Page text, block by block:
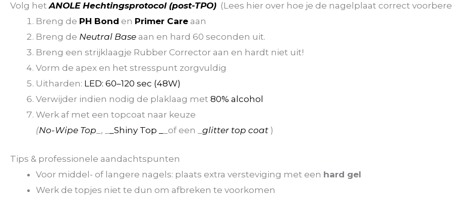
Volg hetANOLE Hechtingsprotocol (post-TPO) (Lees hier over hoe je de nagelplaat correct
Breng de PH Bond en Primer Care aan
Breng de Neutral Base aan en hard 60 seconden uit.
Breng een strijklaagje Rubber Corrector aan en hardt niet uit!
Vorm de apex en het stresspunt zorgvuldig
Uitharden: LED: 60–120 sec (48W)
Verwijder indien nodig de plaklaag met 80% alcohol
Werk af met een topcoat naar keuze
(No-Wipe Top _, _ _Shiny Top _ _of een _ glitter top coat )
Tips & professionele aandachtspunten
Voor middel- of langere nagels: plaats extra versteviging met een hard gel
Werk de topjes niet te dun om afbreken te voorkomen